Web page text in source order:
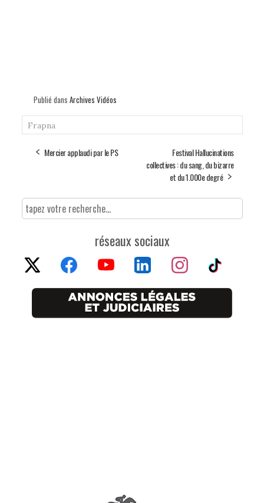
Publié dans Archives Vidéos
Frapna
Mercier applaudi par le PS
Festival Hallucinations
collectives : du sang, du bizarre
et du 1.000e degré
réseaux sociaux